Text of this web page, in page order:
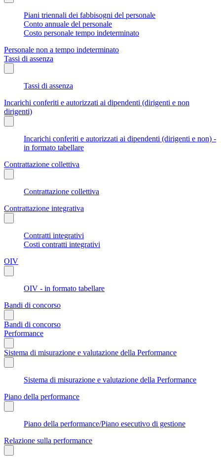
Piani triennali dei fabbisogni del personale
Conto annuale del personale
Costo personale tempo indeterminato
Personale non a tempo indeterminato
Tassi di assenza
Tassi di assenza
Incarichi conferiti e autorizzati ai dipendenti (dirigenti e non
dirigenti)
Incarichi conferiti e autorizzati ai dipendenti (dirigenti e non) -
in formato tabellare
Contrattazione collettiva
Contrattazione collettiva
Contrattazione integrativa
Contratti integrativi
Costi contratti integrativi
OIV
OIV - in formato tabellare
Bandi di concorso
Bandi di concorso
Performance
Sistema di misurazione e valutazione della Performance
Sistema di misurazione e valutazione della Performance
Piano della performance
Piano della performance/Piano esecutivo di gestione
Relazione sulla performance